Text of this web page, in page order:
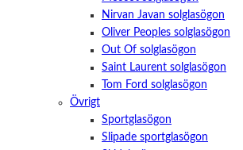
Nirvan Javan solglasögon
Oliver Peoples solglasögon
Out Of solglasögon
Saint Laurent solglasögon
Tom Ford solglasögon
Övrigt
Sportglasögon
Slipade sportglasögon